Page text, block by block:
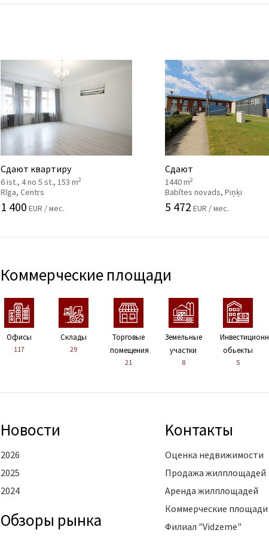
Сдают квартиру
6 ist., 4 no 5 st., 153 m2
Rīga, Centrs
1 400 EUR / мес.
Сдают
1440 m2
Babītes novads, Piņķi
5 472 EUR / мес.
Коммерческие площади
Офисы
117
Склады
29
Торговые
помещения
21
Земельные
участки
8
обьекты
5
Новости
2026
2025
2024
Oбзоры рынка
Kонтакты
Оценка недвижимости
Продажа жилплощадей
Аренда жилплощадей
Коммерческие площади
Филиал "Vidzeme"